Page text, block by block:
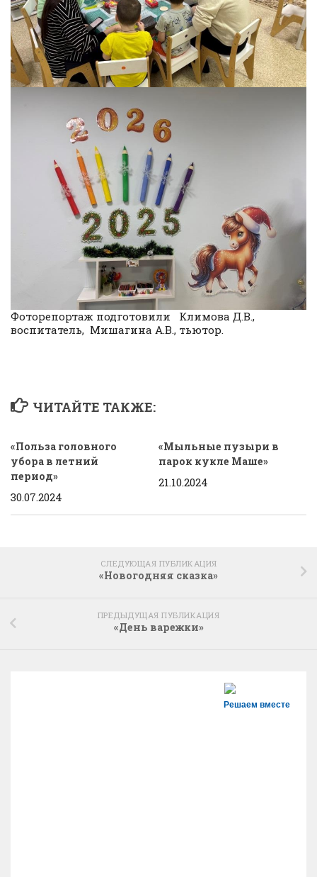
Фоторепортаж подготовили Климова Д.В.,
воспитатель, Мишагина А.В., тьютор.
ЧИТАЙТЕ ТАКЖЕ:
«Польза головного
убора в летний
период»
30.07.2024
«Мыльные пузыри в
парок кукле Маше»
21.10.2024
СЛЕДУЮЩАЯ ПУБЛИКАЦИЯ
«Новогодняя сказка»
ПРЕДЫДУЩАЯ ПУБЛИКАЦИЯ
«День варежки»
Решаем вместе